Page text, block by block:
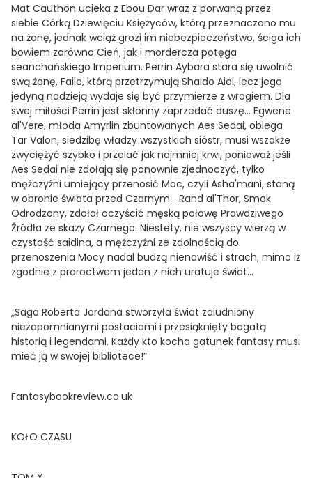
Mat Cauthon ucieka z Ebou Dar wraz z porwaną przez
siebie Córką Dziewięciu Księżyców, którą przeznaczono mu
na żonę, jednak wciąż grozi im niebezpieczeństwo, ściga ich
bowiem zarówno Cień, jak i mordercza potęga
seanchańskiego Imperium. Perrin Aybara stara się uwolnić
swą żonę, Faile, którą przetrzymują Shaido Aiel, lecz jego
jedyną nadzieją wydaje się być przymierze z wrogiem. Dla
swej miłości Perrin jest skłonny zaprzedać duszę... Egwene
al'Vere, młoda Amyrlin zbuntowanych Aes Sedai, oblega
Tar Valon, siedzibę władzy wszystkich sióstr, musi wszakże
zwyciężyć szybko i przelać jak najmniej krwi, ponieważ jeśli
Aes Sedai nie zdołają się ponownie zjednoczyć, tylko
mężczyźni umiejący przenosić Moc, czyli Asha'mani, staną
w obronie świata przed Czarnym... Rand al'Thor, Smok
Odrodzony, zdołał oczyścić męską połowę Prawdziwego
Źródła ze skazy Czarnego. Niestety, nie wszyscy wierzą w
czystość saidina, a mężczyźni ze zdolnością do
przenoszenia Mocy nadal budzą nienawiść i strach, mimo iż
zgodnie z proroctwem jeden z nich uratuje świat...
„Saga Roberta Jordana stworzyła świat zaludniony
niezapomnianymi postaciami i przesiąknięty bogatą
historią i legendami. Każdy kto kocha gatunek fantasy musi
mieć ją w swojej bibliotece!”
Fantasybookreview.co.uk
KOŁO CZASU